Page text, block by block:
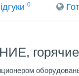
0